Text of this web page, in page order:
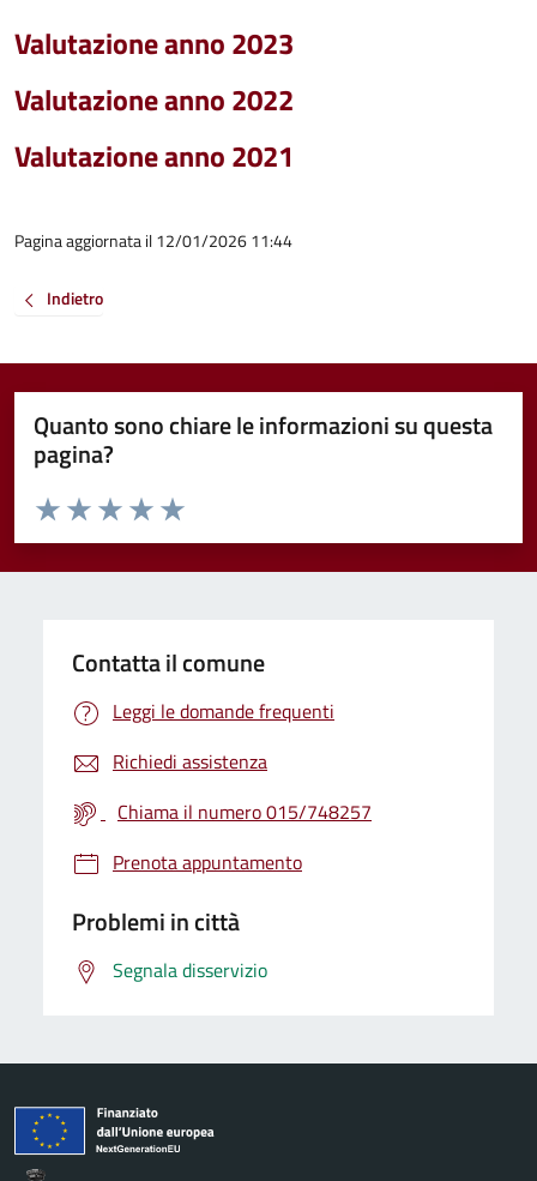
Valutazione anno 2023
Valutazione anno 2022
Valutazione anno 2021
Pagina aggiornata il 12/01/2026 11:44
Indietro
Quanto sono chiare le informazioni su questa
pagina?
Valuta da 1 a 5 stelle la pagina
Valuta 5 stelle su 5
Valuta 4 stelle su 5
Valuta 3 stelle su 5
Valuta 2 stelle su 5
Valuta 1 stelle su 5
Contatta il comune
Leggi le domande frequenti
Richiedi assistenza
Chiama il numero 015/748257
Prenota appuntamento
Problemi in città
Segnala disservizio